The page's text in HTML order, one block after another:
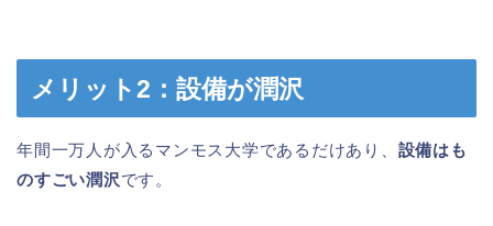
メリット2：設備が潤沢
年間一万人が入るマンモス大学であるだけあり、 設備はも
のすごい潤沢です。